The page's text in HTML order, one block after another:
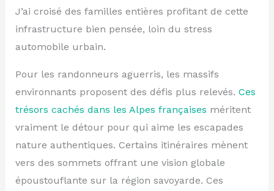
J’ai croisé des familles entières profitant de cette
infrastructure bien pensée, loin du stress
automobile urbain.
Pour les randonneurs aguerris, les massifs
environnants proposent des défis plus relevés. Ces
trésors cachés dans les Alpes françaises méritent
vraiment le détour pour qui aime les escapades
nature authentiques. Certains itinéraires mènent
vers des sommets offrant une vision globale
époustouflante sur la région savoyarde. Ces